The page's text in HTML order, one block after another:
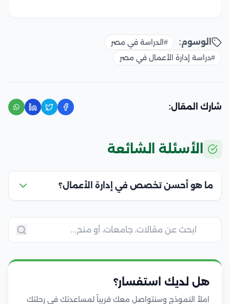
الوسوم:
#الدراسة في مصر
#دراسة إدارة الأعمال في مصر
شارك المقال:
الأسئلة الشائعة
ما هو أحسن تخصص في إدارة الأعمال؟
هل لديك استفسار؟
املأ النموذج وسنتواصل معك قريباً لمساعدتك في رحلتك